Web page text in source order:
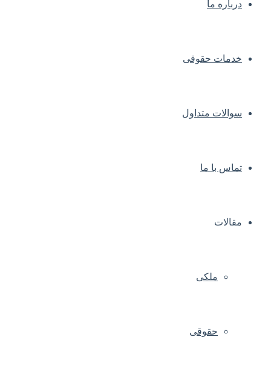
درباره ما
خدمات حقوقی
سوالات متداول
تماس با ما
مقالات
ملکی
حقوقی